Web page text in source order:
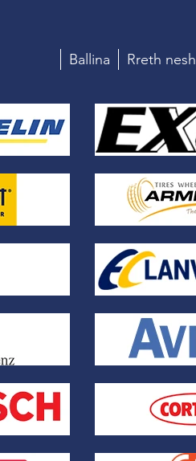
Ballina Rreth nesh